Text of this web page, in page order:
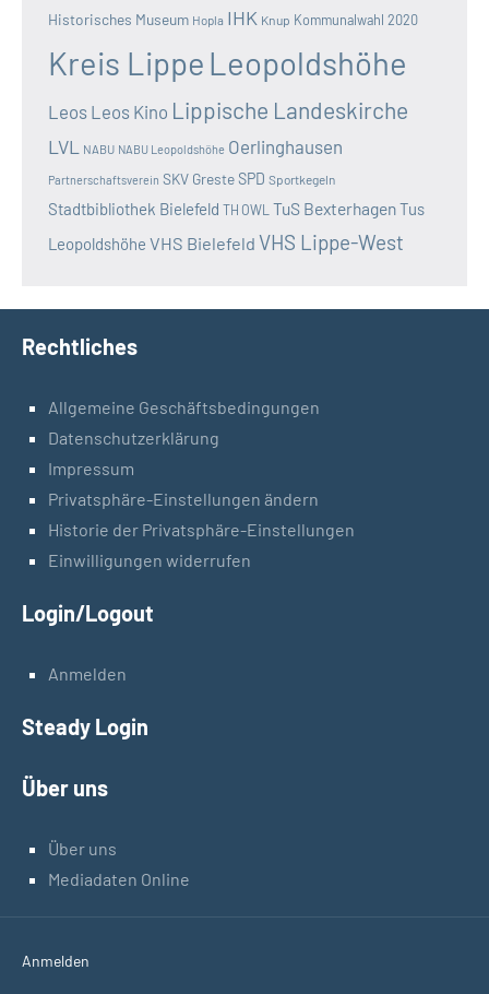
Historisches Museum Hopla IHK Knup Kommunalwahl 2020
Kreis Lippe Leopoldshöhe
Leos Leos Kino Lippische Landeskirche
LVL NABU NABU Leopoldshöhe Oerlinghausen
Partnerschaftsverein SKV GresteSPD Sportkegeln
Stadtbibliothek Bielefeld TH OWL TuS BexterhagenTus
Leopoldshöhe VHS Bielefeld VHS Lippe-West
Rechtliches
Allgemeine Geschäftsbedingungen
Datenschutzerklärung
Impressum
Privatsphäre-Einstellungen ändern
Historie der Privatsphäre-Einstellungen
Einwilligungen widerrufen
Login/Logout
Anmelden
Steady Login
Über uns
Über uns
Mediadaten Online
Anmelden